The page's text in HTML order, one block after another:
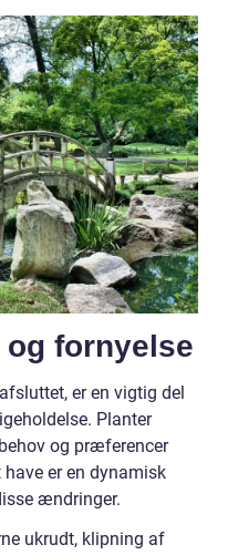
fornyelse
er en vigtig del
Planter
og præferencer
er en dynamisk
ændringer.
ukrudt, klipning af